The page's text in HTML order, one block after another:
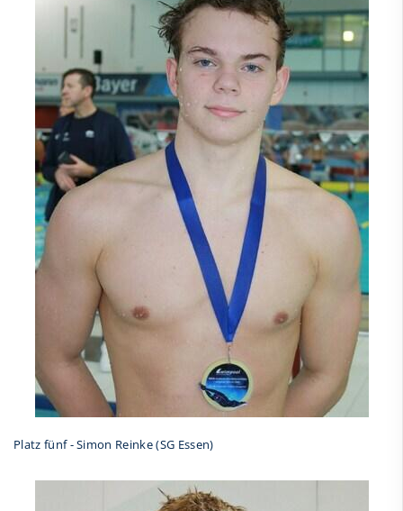
Platz fünf - Simon Reinke (SG Essen)